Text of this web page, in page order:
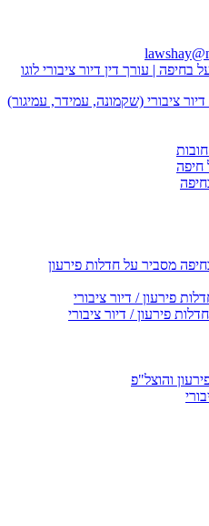
ציבורי (שקמונה, עמידר, עמיגור)
חיפה
מסביר על חדלות פירעון
פירעון / דיור ציבורי
פירעון / דיור ציבורי
והוצל"פ